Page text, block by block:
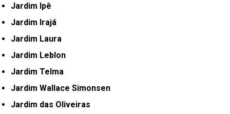
Jardim Ipê
Jardim Irajá
Jardim Laura
Jardim Leblon
Jardim Telma
Jardim Wallace Simonsen
Jardim das Oliveiras